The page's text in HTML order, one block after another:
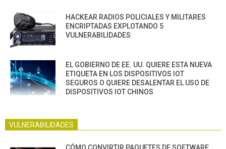
HACKEAR RADIOS POLICIALES Y MILITARES
ENCRIPTADAS EXPLOTANDO 5
VULNERABILIDADES
EL GOBIERNO DE EE. UU. QUIERE ESTA NUEVA
ETIQUETA EN LOS DISPOSITIVOS IOT
SEGUROS O QUIERE DESALENTAR EL USO DE
DISPOSITIVOS IOT CHINOS
VULNERABILIDADES
CÓMO CONVIRTIR PAQUETES DE SOFTWARE